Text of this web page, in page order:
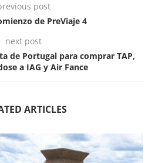
post
de PreViaje 4
next post
de Portugal para comprar TAP,
a IAG y Air Fance
ARTICLES